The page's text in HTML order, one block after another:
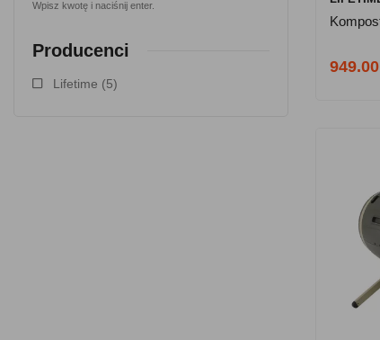
Wpisz kwotę i naciśnij enter.
Producenci
Lifetime (5)
949.00